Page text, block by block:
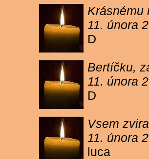
Krásnému
11. února
D
Bertíčku,
11. února
D
Vsem
11. února
luca